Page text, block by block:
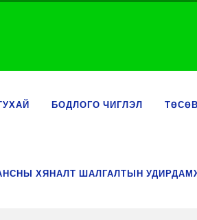
БОДЛОГО ЧИГЛЭЛ
ХЯНАЛТ ШАЛГАЛТЫН